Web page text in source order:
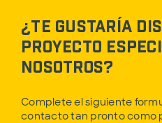
¿Te gustaría
proyecto
nosotros?
Complete el siguiente
contacto tan pronto como